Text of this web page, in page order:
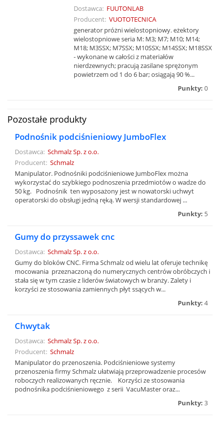
Dostawca: FUUTONLAB
Producent: VUOTOTECNICA
generator próżni wielostopniowy. eżektory
wielostopniowe seria M: M3; M7; M10; M14;
M18; M3SSX; M7SSX; M10SSX; M14SSX; M18SSX
- wykonane w całości z materiałów
nierdzewnych; pracują zasilane sprężonym
powietrzem od 1 do 6 bar; osiągają 90 %...
Punkty: 0
Pozostałe produkty
Podnośnik podciśnieniowy JumboFlex
Dostawca: Schmalz Sp. z o.o.
Producent: Schmalz
Manipulator. Podnośniki podciśnieniowe JumboFlex można
wykorzystać do szybkiego podnoszenia przedmiotów o wadze do
50 kg. Podnośnik ten wyposażony jest w nowatorski uchwyt
operatorski do obsługi jedną ręką. W wersji standardowej ...
Punkty: 5
Gumy do przyssawek cnc
Dostawca: Schmalz Sp. z o.o.
Gumy do bloków CNC. Firma Schmalz od wielu lat oferuje technikę
mocowania przeznaczoną do numerycznych centrów obróbczych i
stała się w tym czasie z liderów światowych w branży. Zalety i
korzyści ze stosowania zamiennych płyt ssących w...
Punkty: 4
Chwytak
Dostawca: Schmalz Sp. z o.o.
Producent: Schmalz
Manipulator do przenoszenia. Podciśnieniowe systemy
przenoszenia firmy Schmalz ułatwiają przeprowadzenie procesów
roboczych realizowanych ręcznie. Korzyści ze stosowania
podnośnika podciśnieniowego z serii VacuMaster oraz...
Punkty: 3